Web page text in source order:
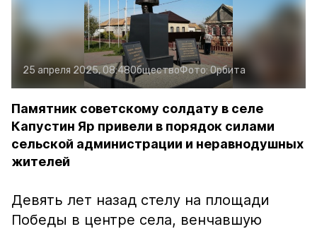
25 апреля 2025, 08:48ОбществоФото:Орбита
Памятник советскому солдату в селе
Капустин Яр привели в порядок силами
сельской администрации и неравнодушных
жителей
Девять лет назад стелу на площади
Победы в центре села, венчавшую